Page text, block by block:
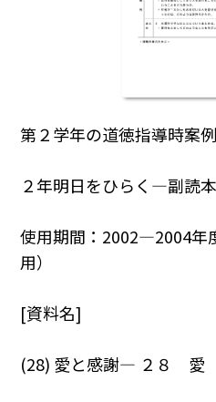
第２学年の道徳指導時案例
２年明日をひらく―副読
使用期間：2002―2004年
用）
[資料名]
(28) 愛と感謝― ２８ 愛